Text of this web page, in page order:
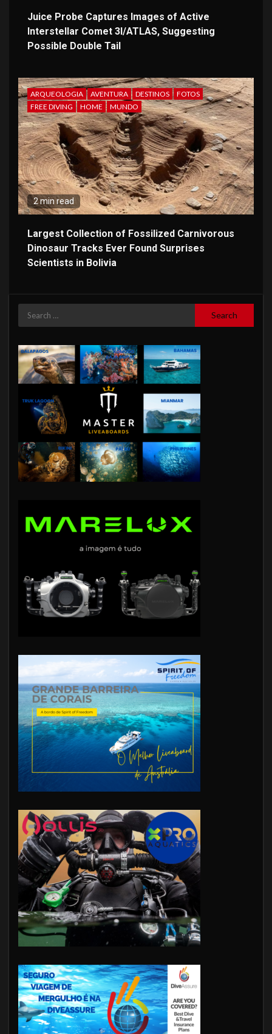
Juice Probe Captures Images of Active
Interstellar Comet 3I/ATLAS, Suggesting
Possible Double Tail
ARQUEOLOGIA AVENTURA DESTINOS
FOTOS
FREE DIVING
HOME MUNDO
2 min read
Largest Collection of Fossilized Carnivorous
Dinosaur Tracks Ever Found Surprises
Scientists in Bolivia
Search
for: